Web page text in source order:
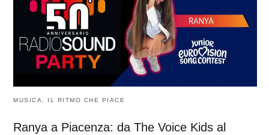
MUSICA, IL RITMO CHE PIACE
Ranya a Piacenza: da The Voice Kids al